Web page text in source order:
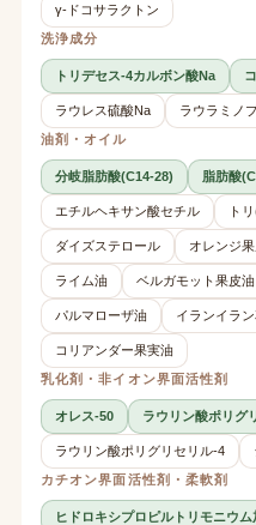
γ-ドコサラクトン
洗浄成分
トリデセス-4カルボン酸Na
ラウレス硫酸Na
ラウラミノ
油剤・オイル
分岐脂肪酸(C14-28) 脂肪酸
エチルヘキサン酸セチル ト
ダイズステロール オレンジ
ライム油 ベルガモット果皮油
パルマローザ油 イランイラ
コリアンダー果実油
乳化剤・非イオン界面活性剤
オレス-50 ラウリン酸ポリグ
ラウリン酸ポリグリセリル-4
カチオン界面活性剤・柔軟剤
ヒドロキシプロピルトリモニウ